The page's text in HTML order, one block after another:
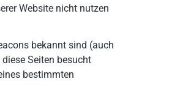
Website nicht nutzen
bekannt sind (auch
Seiten besucht
bestimmten